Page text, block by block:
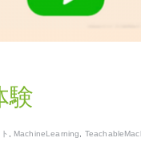
験
, MachineLearning,